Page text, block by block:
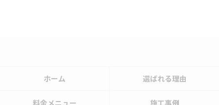
ホーム 選ばれる理由
料金メニュー 施工事例